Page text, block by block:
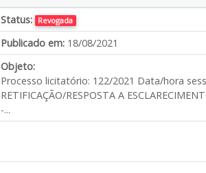
Status: Revogada
Publicado em: 18/08/2021
Objeto:
Processo licitatório: 122/2021 Data/hora
RETIFICAÇÃO/RESPOSTA A
-...